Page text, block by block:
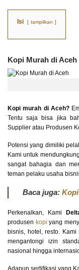
Isi tampilkan
Kopi Murah di Aceh
Kopi murah di Aceh?
Tentu saja bisa jika
Supplier atau Produsen
Potensi yang dimiliki
Kami untuk
sangat bahagia dan
teman pelaku usaha
Baca juga:
Perkenalkan, Kami
produsen kopi yang
bisnis, hotel, resto.
mengantongi izin
nasional hingga
Adapun sertifikasi yang